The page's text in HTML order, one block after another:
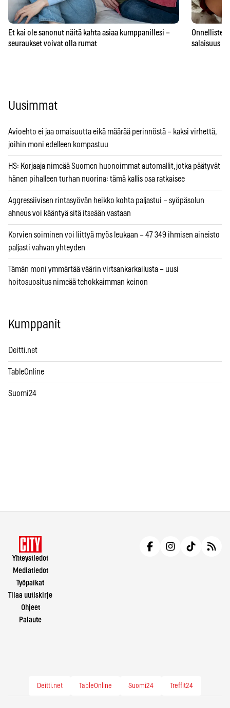
Et kai ole sanonut näitä kahta asiaa kumppanillesi –
seuraukset voivat olla rumat
Onnellisten
salaisuus –
Uusimmat
Avioehto ei jaa omaisuutta eikä määrää perinnöstä – kaksi virhettä,
joihin moni edelleen kompastuu
HS: Korjaaja nimeää Suomen huonoimmat automallit, jotka päätyvät
hänen pihalleen turhan nuorina: tämä kallis osa ratkaisee
Aggressiivisen rintasyövän heikko kohta paljastui – syöpäsolun
ahneus voi kääntyä sitä itseään vastaan
Korvien soiminen voi liittyä myös leukaan – 47 349 ihmisen aineisto
paljasti vahvan yhteyden
Tämän moni ymmärtää väärin virtsankarkailusta – uusi
hoitosuositus nimeää tehokkaimman keinon
Kumppanit
Deitti.net
TableOnline
Suomi24
Yhteystiedot
Mediatiedot
Työpaikat
Tilaa uutiskirje
Ohjeet
Palaute
Deitti.net TableOnline Suomi24 Treffit24